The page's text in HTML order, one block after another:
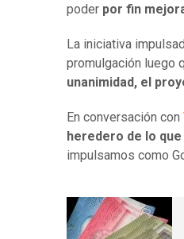
poder por fin
La iniciativa
promulgación luego
unanimidad, el
En conversación con
heredero de lo
impulsamos como